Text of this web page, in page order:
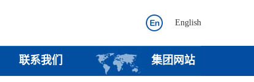
English
联系我们 集团网站